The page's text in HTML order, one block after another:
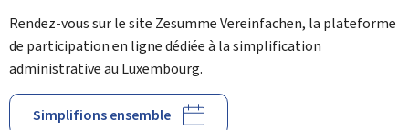
Rendez-vous sur le site Zesumme Vereinfachen, la plateforme
de participation en ligne dédiée à la simplification
administrative au Luxembourg.
Simplifions ensemble